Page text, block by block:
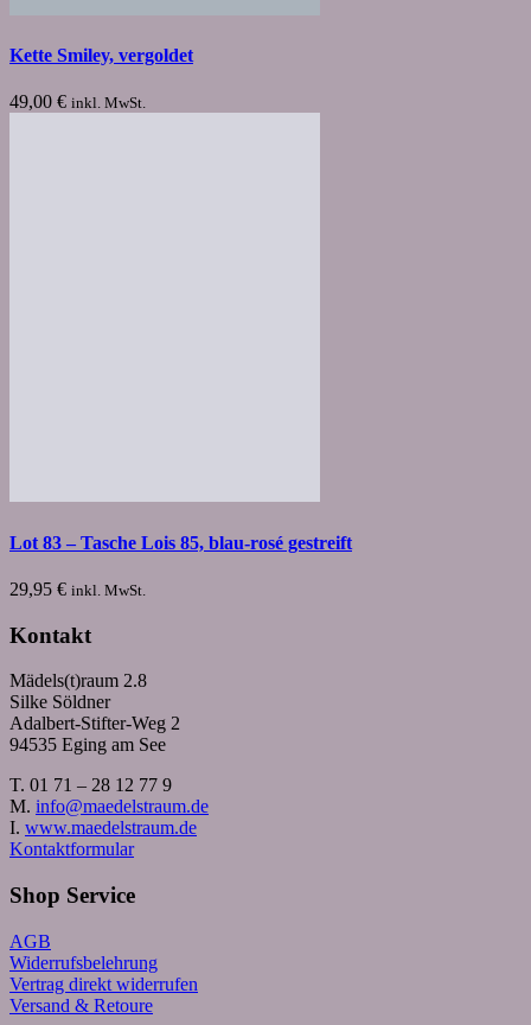
Kette Smiley, vergoldet
49,00 € inkl. MwSt.
Lot 83 – Tasche Lois 85, blau-rosé gestreift
29,95 € inkl. MwSt.
Kontakt
Mädels(t)raum 2.8
Silke Söldner
Adalbert-Stifter-Weg 2
94535 Eging am See
T. 01 71 – 28 12 77 9
M. info@maedelstraum.de
I. www.maedelstraum.de
Kontaktformular
Shop Service
AGB
Widerrufsbelehrung
Vertrag direkt widerrufen
Versand & Retoure